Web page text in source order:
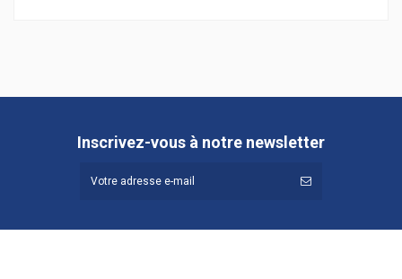
Inscrivez-vous à notre newsletter